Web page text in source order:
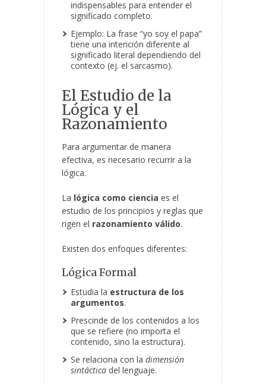
indispensables para entender el
significado completo.
Ejemplo: La frase “yo soy el papa”
tiene una intención diferente al
significado literal dependiendo del
contexto (ej. el sarcasmo).
El Estudio de la
Lógica y el
Razonamiento
Para argumentar de manera
efectiva, es necesario recurrir a la
lógica.
La lógica como ciencia es el
estudio de los principios y reglas que
rigen el razonamiento válido.
Existen dos enfoques diferentes:
Lógica Formal
Estudia la estructura de los
argumentos.
Prescinde de los contenidos a los
que se refiere (no importa el
contenido, sino la estructura).
Se relaciona con la dimensión
sintáctica del lenguaje.